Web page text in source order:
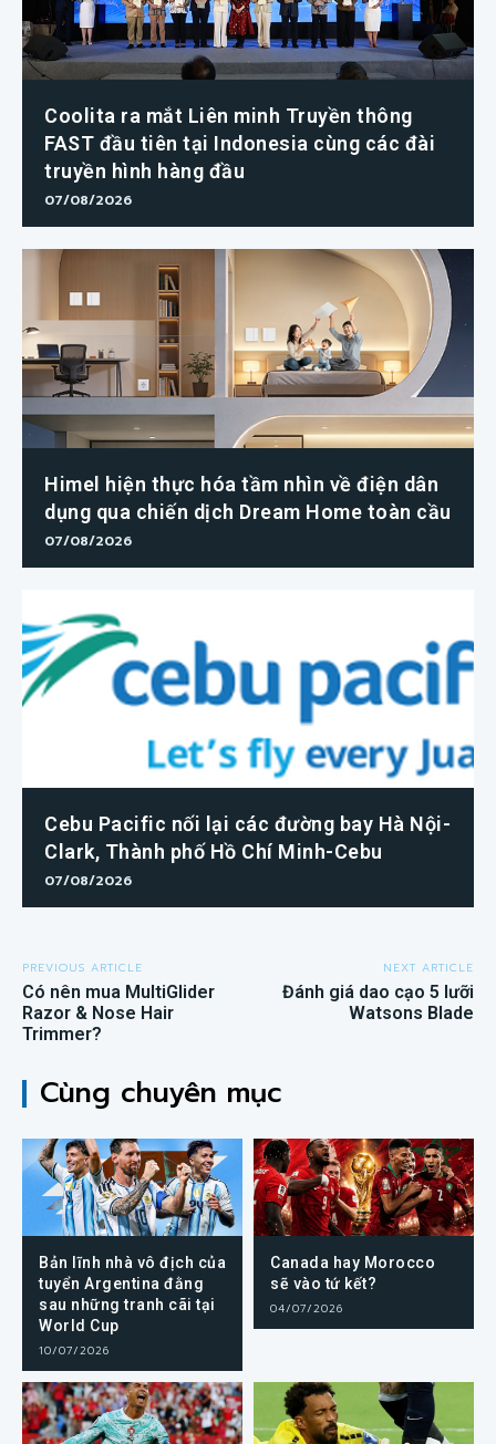
Coolita ra mắt Liên minh Truyền thông
FAST đầu tiên tại Indonesia cùng các đài
truyền hình hàng đầu
07/08/2026
Himel hiện thực hóa tầm nhìn về điện dân
dụng qua chiến dịch Dream Home toàn cầu
07/08/2026
Cebu Pacific nối lại các đường bay Hà Nội-
Clark, Thành phố Hồ Chí Minh-Cebu
07/08/2026
PREVIOUS ARTICLE
Có nên mua MultiGlider
Razor & Nose Hair
Trimmer?
NEXT ARTICLE
Đánh giá dao cạo 5 lưỡi
Watsons Blade
Cùng chuyên mục
Bản lĩnh nhà vô địch của
tuyển Argentina đằng
sau những tranh cãi tại
World Cup
10/07/2026
Canada hay Morocco
sẽ vào tứ kết?
04/07/2026